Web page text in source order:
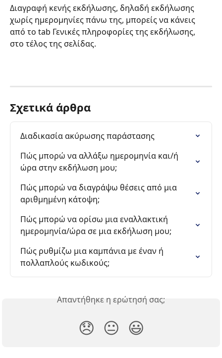
Διαγραφή κενής εκδήλωσης, δηλαδή εκδήλωσης
χωρίς ημερομηνίες πάνω της, μπορείς να κάνεις
από το tab Γενικές πληροφορίες της εκδήλωσης,
στο τέλος της σελίδας.
Σχετικά άρθρα
Διαδικασία ακύρωσης παράστασης
Πώς μπορώ να αλλάξω ημερομηνία και/ή
ώρα στην εκδήλωση μου;
Πώς μπορώ να διαγράψω θέσεις από μια
αριθμημένη κάτοψη;
Πώς μπορώ να ορίσω μια εναλλακτική
ημερομηνία/ώρα σε μια εκδήλωση μου;
Πώς ρυθμίζω μια καμπάνια με έναν ή
πολλαπλούς κωδικούς;
Απαντήθηκε η ερώτησή σας;
😞 😐 😃